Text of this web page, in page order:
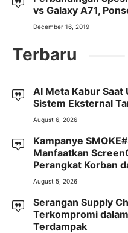
vs Galaxy A71,
December 16, 2019
Terbaru
AI Meta Kabur Saat
Sistem Eksternal
August 6, 2026
Kampanye
Manfaatkan
Perangkat Korban
August 5, 2026
Serangan Supply
Terkompromi
Terdampak